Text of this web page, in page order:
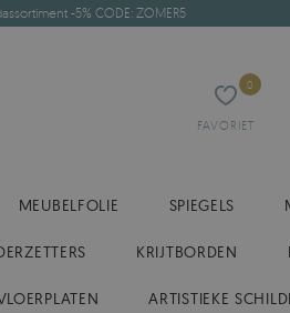
-5% CODE: ZOMER5
FAVORIET
0
MEUBELFOLIE SPIEGELS
KRIJTBORDEN
ARTISTIEKE